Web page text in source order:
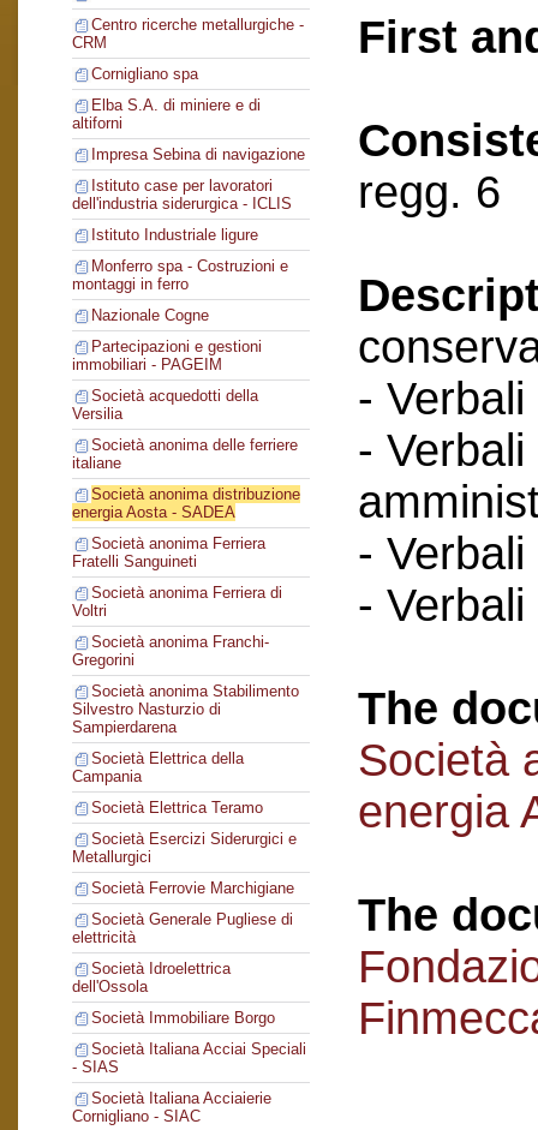
Centro ricerche metallurgiche -
CRM
Cornigliano spa
Elba S.A. di miniere e di
altiforni
Impresa Sebina di navigazione
Istituto case per lavoratori
dell'industria siderurgica - ICLIS
Istituto Industriale ligure
Monferro spa - Costruzioni e
montaggi in ferro
Nazionale Cogne
Partecipazioni e gestioni
immobiliari - PAGEIM
Società acquedotti della
Versilia
Società anonima delle ferriere
italiane
Società anonima distribuzione
energia Aosta - SADEA
Società anonima Ferriera
Fratelli Sanguineti
Società anonima Ferriera di
Voltri
Società anonima Franchi-
Gregorini
Società anonima Stabilimento
Silvestro Nasturzio di
Sampierdarena
Società Elettrica della
Campania
Società Elettrica Teramo
Società Esercizi Siderurgici e
Metallurgici
Società Ferrovie Marchigiane
Società Generale Pugliese di
elettricità
Società Idroelettrica
dell'Ossola
Società Immobiliare Borgo
Società Italiana Acciai Speciali
- SIAS
Società Italiana Acciaierie
Cornigliano - SIAC
First
regg. 6
-
-
-
-
The
Società
energia
The